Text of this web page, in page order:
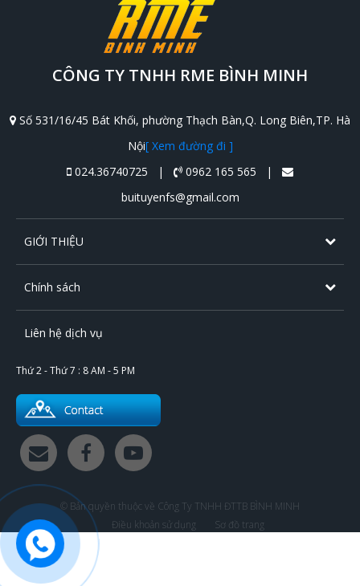
CÔNG TY TNHH RME BÌNH MINH
Số 531/16/45 Bát Khối, phường Thạch Bàn,Q. Long Biên,TP. Hà
Nội[ Xem đường đi ]
024.36740725 |
0962 165 565 |
buituyenfs@gmail.com
GIỚI THIỆU
Chính sách
Liên hệ dịch vụ
Thứ 2 - Thứ 7 : 8 AM - 5 PM
© Bản quyền thuộc về Công Ty TNHH ĐTTB BÌNH MINH
Điều khoản sử dụng
Sơ đồ trang